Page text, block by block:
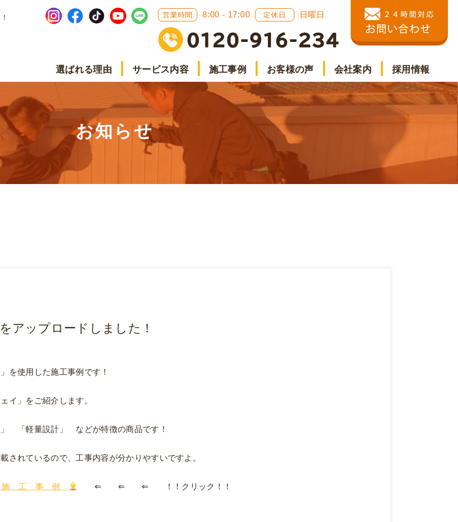
営業時間 8:00 - 17:00 定休日 日曜日
選ばれる理由 サービス内容 施工事例 お客様の声 会社案内 採用情報
お知らせ
アップロードしました！
を使用した施工事例です！
イ」をご紹介します。
「軽量設計」 などが特徴の商品です！
されているので、工事内容が分かりやすいですよ。
工 事 例 ⇐ ⇐ ⇐ ！！クリック！！